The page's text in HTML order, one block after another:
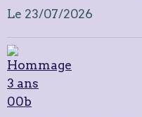
Le 23/07/2026